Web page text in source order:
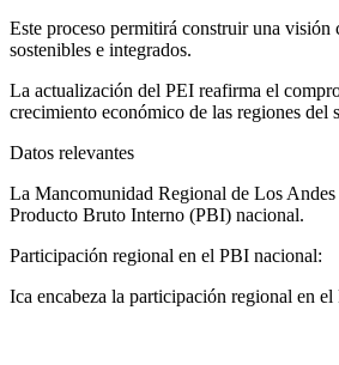
Este proceso permitirá construir una
sostenibles e integrados.
La actualización del PEI reafirma el
crecimiento económico de las regiones del
Datos relevantes
La Mancomunidad Regional de Los
Producto Bruto Interno (PBI) nacional.
Participación regional en el PBI nacional:
Ica encabeza la participación regional en